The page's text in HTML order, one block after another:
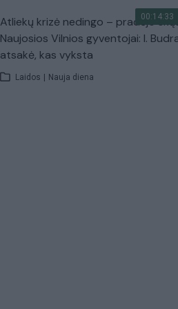
00:14:33
Atliekų krizė nedingo – pradėjo
Naujosios Vilnios gyventojai: I.
atsakė, kas vyksta
Laidos | Nauja diena